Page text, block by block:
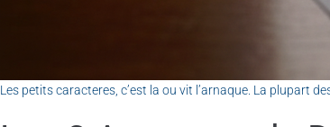
Les petits caracteres, c’est la ou vit l’arnaque. La plupart